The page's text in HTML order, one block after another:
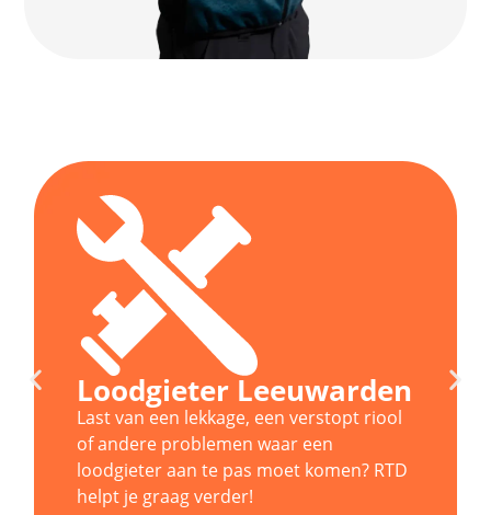
Loodgieter Leeuwarden
Last van een lekkage, een verstopt riool
of andere problemen waar een
loodgieter aan te pas moet komen? RTD
helpt je graag verder!